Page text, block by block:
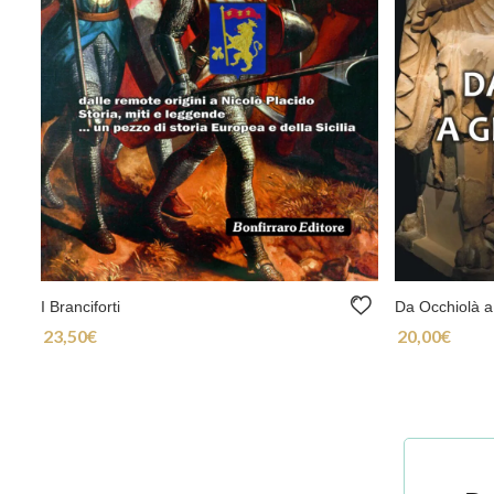
I Branciforti
23,50€
Da Occhiolà
20,00€